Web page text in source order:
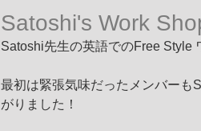
Satoshi's Work
Satoshi先生の英語でのFree Style
最初は緊張気味だったメンバーも
がりました！